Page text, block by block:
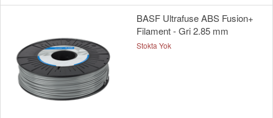
BASF Ultrafuse ABS Fusion+
Filament - Gri 2.85 mm
Stokta Yok